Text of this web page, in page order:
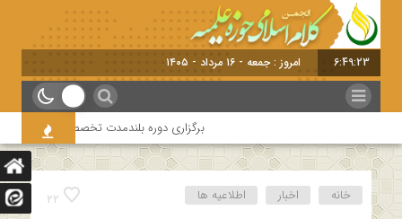
6:49:23 امروز : جمعه - ۱۶ مرداد - ۱۴۰۵
برگزاری دوره بلندمدت تخصصی و کارگاه
22 خانه اخبار اطلاعیه ها